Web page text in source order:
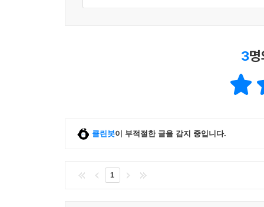
3
클린봇이 부적절한 글을 감지 중입니다.
1